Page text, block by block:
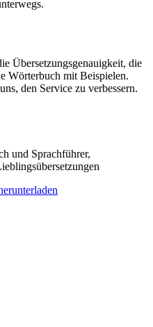
Übersetzungsgenauigkeit, die
Wörterbuch mit Beispielen.
den Service zu verbessern.
und Sprachführer,